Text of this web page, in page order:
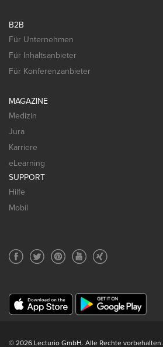
B2B
Für Unternehmen
Für Inhaltsanbieter
Für Konferenzanbieter
MAGAZINE
Medizin
Jura
Karriere
eLearning
SUPPORT
Hilfe
Mobil
© 2026 Lecturio GmbH. Alle Rechte vorbehalten.